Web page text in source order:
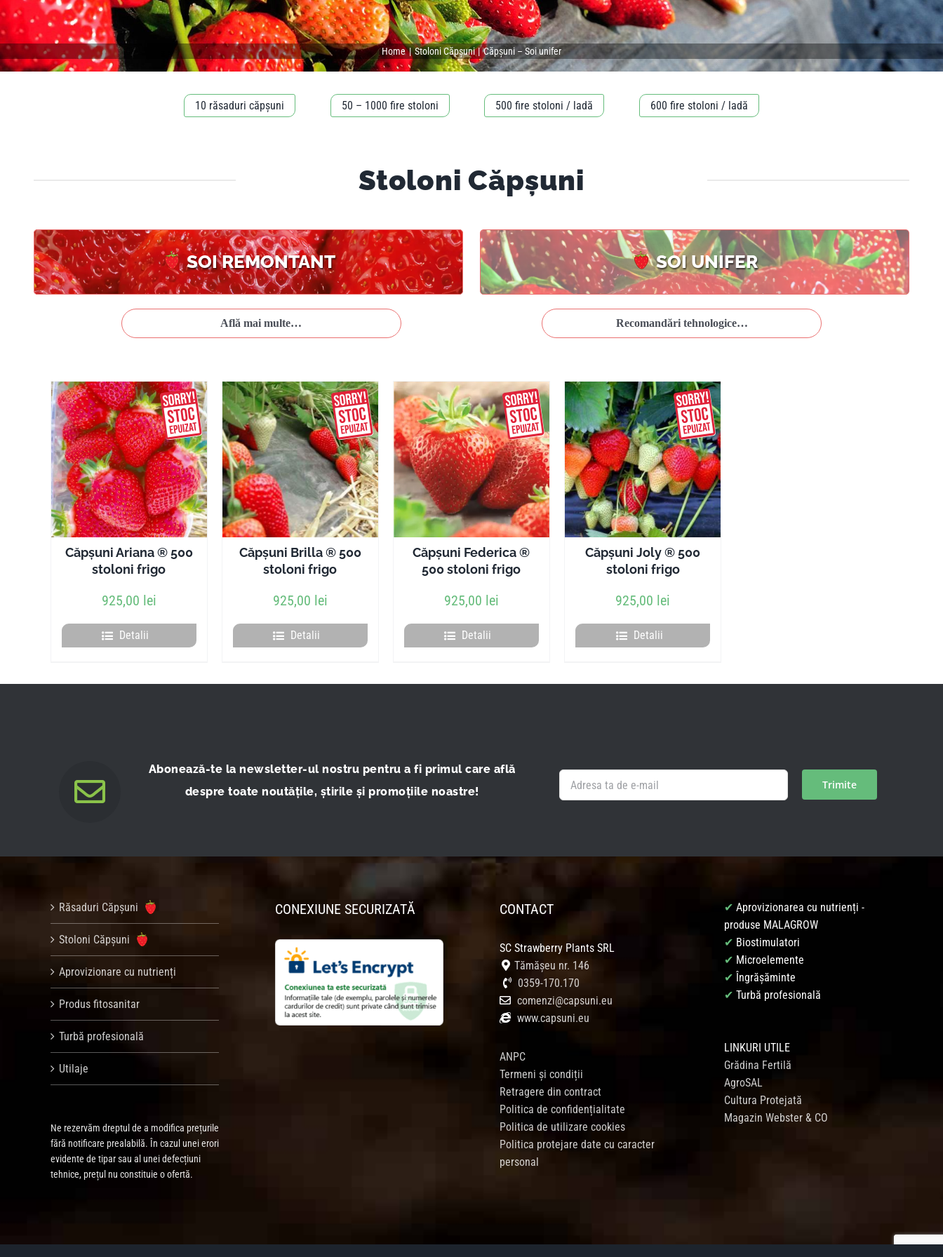
Home Stoloni Căpșuni Căpșuni – Soi unifer
10 răsaduri căpșuni 50 – 1000 fire stoloni 500 fire stoloni / ladă 600 fire stoloni / ladă
Stoloni Căpșuni
SOI REMONTANT SOI UNIFER
Află mai multe… Recomandări tehnologice…
Căpșuni Ariana ® 500
stoloni frigo
925,00 lei
Detalii
Căpșuni Brilla ® 500
stoloni frigo
925,00 lei
Detalii
Căpșuni Federica ®
500 stoloni frigo
925,00 lei
Detalii
Căpșuni Joly ® 500
stoloni frigo
925,00 lei
Detalii
Abonează-te la newsletter-ul nostru pentru a fi primul care află
despre toate noutățile, știrile și promoțiile noastre!
Răsaduri Căpșuni
Stoloni Căpșuni
Aprovizionare cu nutrienți
Produs fitosanitar
Turbă profesională
Utilaje
Ne rezervăm dreptul de a modifica prețurile
fără notificare prealabilă. În cazul unei erori
evidente de tipar sau al unei defecțiuni
tehnice, prețul nu constituie o ofertă.
CONEXIUNE SECURIZATĂ CONTACT
SC Strawberry Plants SRL
Tămășeu nr. 146
0359-170.170
comenzi@capsuni.eu
www.capsuni.eu
ANPC
Termeni și condiții
Retragere din contract
Politica de confidențialitate
Politica de utilizare cookies
Politica protejare date cu caracter
personal
✔ Aprovizionarea cu nutrienți -
produse MALAGROW
✔ Biostimulatori
✔ Microelemente
✔ Îngrășăminte
✔ Turbă profesională
LINKURI UTILE
Grădina Fertilă
AgroSAL
Cultura Protejată
Magazin Webster & CO